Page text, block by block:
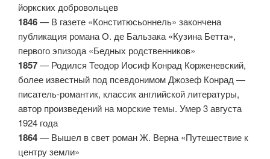
йоркских добровольцев
1846— В газете «Конститюсьоннель» закончена
публикация романа О. де Бальзака «Кузина Бетта»,
первого эпизода «Бедных родственников»
1857— Родился Теодор Иосиф Конрад Корженевский,
более известный под псевдонимом Джозеф Конрад —
писатель-романтик, классик английской литературы,
автор произведений на морские темы. Умер 3 августа
1924 года
1864— Вышел в свет роман Ж. Верна «Путешествие к
центру земли»